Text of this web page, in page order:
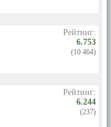
Рейтинг:
6.753
(10 464)
Рейтинг:
6.244
(237)